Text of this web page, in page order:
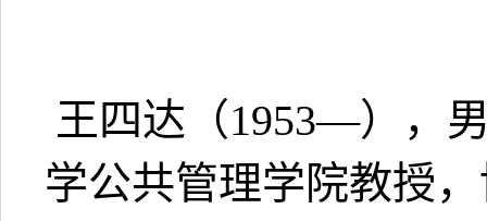
王四达（1953—），
学公共管理学院教授